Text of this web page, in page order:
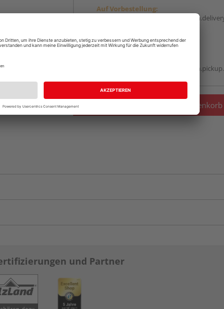
Auf Vorbestellung:
Beim Händler abholen
In den Warenkorb
und Partner